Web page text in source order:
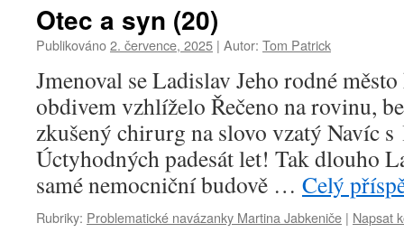
Otec a syn (20)
Publikováno2. července, 2025 | Autor: Tom Patrick
Jmenoval se Ladislav Jeho rodné
obdivem vzhlíželo Řečeno na rovinu,
zkušený chirurg na slovo vzatý Navíc
Úctyhodných padesát let! Tak dlouho
samé nemocniční budově … Celý
Rubriky: Problematické navázanky Martina Jabkeniče | Napsat